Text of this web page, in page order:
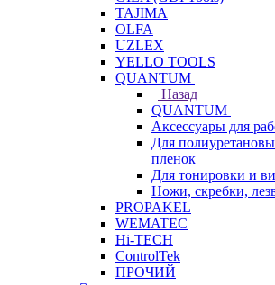
TAJIMA
OLFA
UZLEX
YELLO TOOLS
QUANTUM
Назад
QUANTUM
Аксессуары для
Для
пленок
Для тонировки и
Ножи, скребки,
PROPAKEL
WEMATEC
Hi-TECH
ControlTek
ПРОЧИЙ